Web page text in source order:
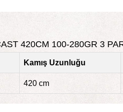
420CM 100-280GR 3
Kamış Uzunluğu
420 cm